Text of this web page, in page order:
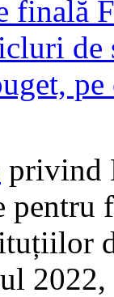
finală
privind